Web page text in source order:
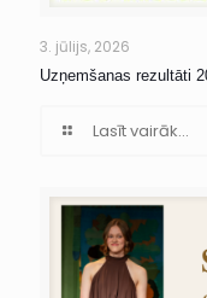
3. jūlijs, 2026
Uzņemšanas rezultāti
Lasīt vairāk...